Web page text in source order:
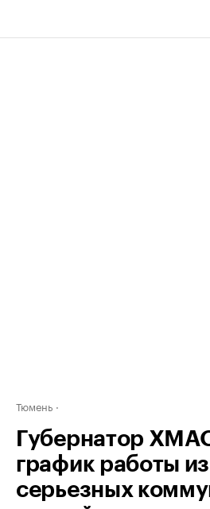
Тюмень
Губернатор
график работы
серьезных